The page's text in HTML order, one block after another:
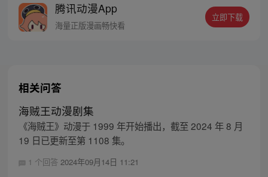
腾讯动漫App
海量正版漫画畅快看
立即下载
相关问答
海贼王动漫剧集
《海贼王》动漫于 1999 年开始播出，截至 2024 年 8 月
19 日已更新至第 1108 集。
1 个回答 2024年09月14日 11:21